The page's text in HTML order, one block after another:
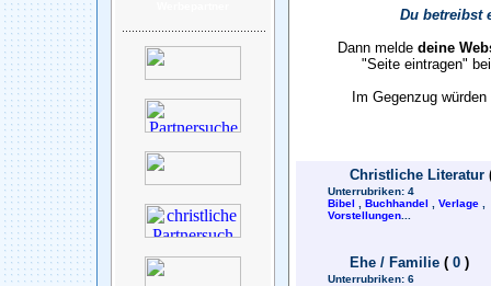
Du betreibst
Dann melde deine
"Seite eintragen"
Im Gegenzug
Christliche Literatur
Unterrubriken: 4
Bibel
Buchhandel Verlage
Vorstellungen
Ehe / Familie ( 0 )
Unterrubriken: 6